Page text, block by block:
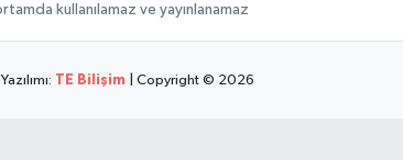
kullanılamaz ve yayınlanamaz
TE Bilişim | Copyright © 2026